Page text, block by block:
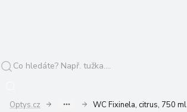
Optys.cz WC Fixinela, citrus, 750 ml